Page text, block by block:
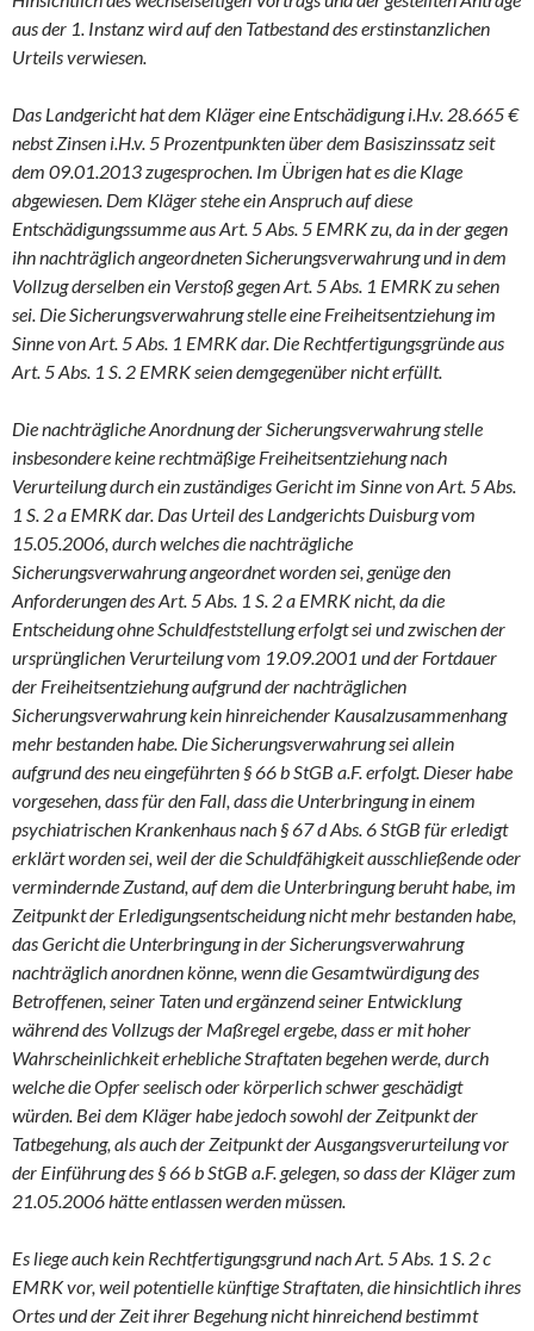
aus der 1. Instanz wird auf den Tatbestand des erstinstanzlichen
Urteils verwiesen.
Das Landgericht hat dem Kläger eine Entschädigung i.H.v. 28.665 €
nebst Zinsen i.H.v. 5 Prozentpunkten über dem Basiszinssatz seit
dem 09.01.2013 zugesprochen. Im Übrigen hat es die Klage
abgewiesen. Dem Kläger stehe ein Anspruch auf diese
Entschädigungssumme aus Art. 5 Abs. 5 EMRK zu, da in der gegen
ihn nachträglich angeordneten Sicherungsverwahrung und in dem
Vollzug derselben ein Verstoß gegen Art. 5 Abs. 1 EMRK zu sehen
sei. Die Sicherungsverwahrung stelle eine Freiheitsentziehung im
Sinne von Art. 5 Abs. 1 EMRK dar. Die Rechtfertigungsgründe aus
Art. 5 Abs. 1 S. 2 EMRK seien demgegenüber nicht erfüllt.
Die nachträgliche Anordnung der Sicherungsverwahrung stelle
insbesondere keine rechtmäßige Freiheitsentziehung nach
Verurteilung durch ein zuständiges Gericht im Sinne von Art. 5 Abs.
1 S. 2 a EMRK dar. Das Urteil des Landgerichts Duisburg vom
15.05.2006, durch welches die nachträgliche
Sicherungsverwahrung angeordnet worden sei, genüge den
Anforderungen des Art. 5 Abs. 1 S. 2 a EMRK nicht, da die
Entscheidung ohne Schuldfeststellung erfolgt sei und zwischen der
ursprünglichen Verurteilung vom 19.09.2001 und der Fortdauer
der Freiheitsentziehung aufgrund der nachträglichen
Sicherungsverwahrung kein hinreichender Kausalzusammenhang
mehr bestanden habe. Die Sicherungsverwahrung sei allein
aufgrund des neu eingeführten § 66 b StGB a.F. erfolgt. Dieser habe
vorgesehen, dass für den Fall, dass die Unterbringung in einem
psychiatrischen Krankenhaus nach § 67 d Abs. 6 StGB für erledigt
erklärt worden sei, weil der die Schuldfähigkeit ausschließende oder
vermindernde Zustand, auf dem die Unterbringung beruht habe, im
Zeitpunkt der Erledigungsentscheidung nicht mehr bestanden habe,
das Gericht die Unterbringung in der Sicherungsverwahrung
nachträglich anordnen könne, wenn die Gesamtwürdigung des
Betroffenen, seiner Taten und ergänzend seiner Entwicklung
während des Vollzugs der Maßregel ergebe, dass er mit hoher
Wahrscheinlichkeit erhebliche Straftaten begehen werde, durch
welche die Opfer seelisch oder körperlich schwer geschädigt
würden. Bei dem Kläger habe jedoch sowohl der Zeitpunkt der
Tatbegehung, als auch der Zeitpunkt der Ausgangsverurteilung vor
der Einführung des § 66 b StGB a.F. gelegen, so dass der Kläger zum
21.05.2006 hätte entlassen werden müssen.
Es liege auch kein Rechtfertigungsgrund nach Art. 5 Abs. 1 S. 2 c
EMRK vor, weil potentielle künftige Straftaten, die hinsichtlich ihres
Ortes und der Zeit ihrer Begehung nicht hinreichend bestimmt